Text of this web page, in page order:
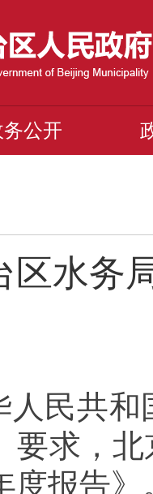
公开
区水务
人民共
要求，
度报告》